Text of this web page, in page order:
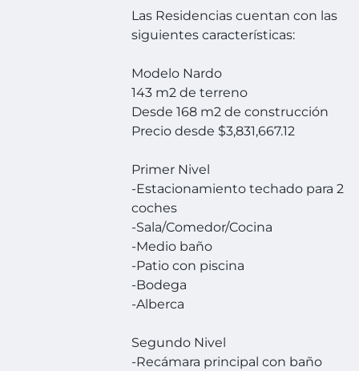
Las Residencias cuentan con las
siguientes características:
Modelo Nardo
143 m2 de terreno
Desde 168 m2 de construcción
Precio desde $3,831,667.12
Primer Nivel
-Estacionamiento techado para 2
coches
-Sala/Comedor/Cocina
-Medio baño
-Patio con piscina
-Bodega
-Alberca
Segundo Nivel
-Recámara principal con baño